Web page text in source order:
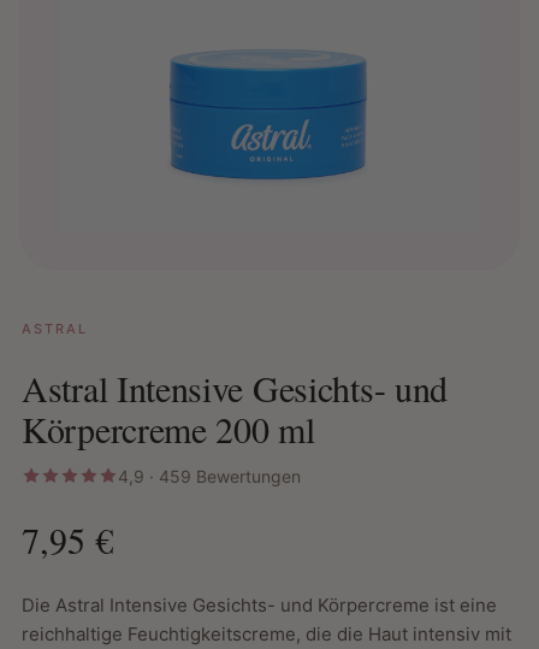
ASTRAL
Astral Intensive Gesichts- und
Körpercreme 200 ml
4,9 · 459 Bewertungen
7,95 €
Die Astral Intensive Gesichts- und Körpercreme ist eine
reichhaltige Feuchtigkeitscreme, die die Haut intensiv mit